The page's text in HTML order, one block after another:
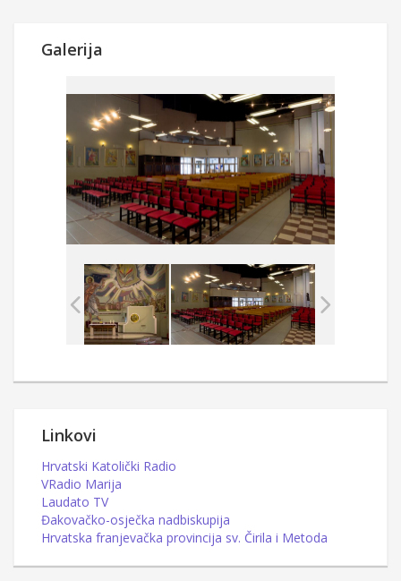
Galerija
Linkovi
Hrvatski Katolički Radio
VRadio Marija
Laudato TV
Đakovačko-osječka nadbiskupija
Hrvatska franjevačka provincija sv. Čirila i Metoda